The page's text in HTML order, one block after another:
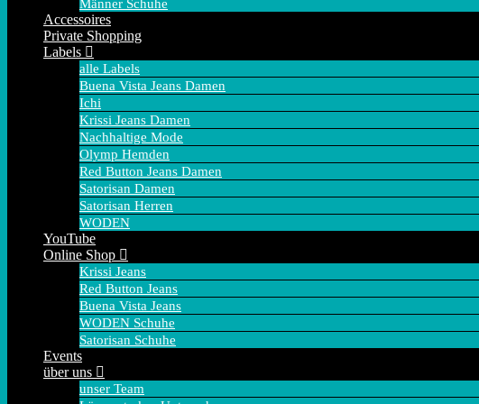
Männer Schuhe
Accessoires
Private Shopping
Labels
alle Labels
Buena Vista Jeans Damen
Ichi
Krissi Jeans Damen
Nachhaltige Mode
Olymp Hemden
Red Button Jeans Damen
Satorisan Damen
Satorisan Herren
WODEN
YouTube
Online Shop
Krissi Jeans
Red Button Jeans
Buena Vista Jeans
WODEN Schuhe
Satorisan Schuhe
Events
über uns
unser Team